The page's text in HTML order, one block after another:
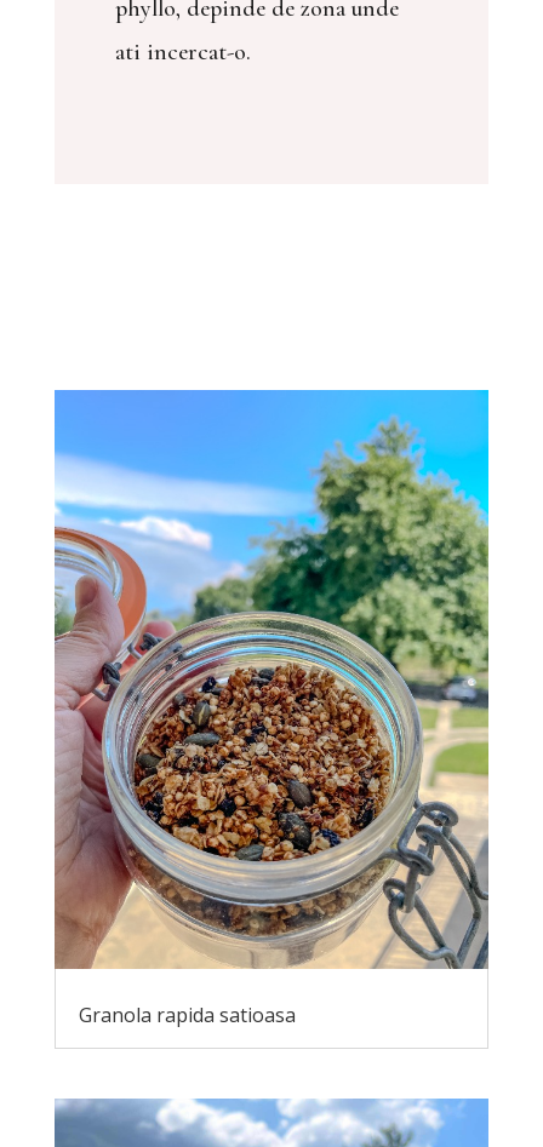
phyllo, depinde de zona unde
ati incercat-o.
Granola rapida satioasa